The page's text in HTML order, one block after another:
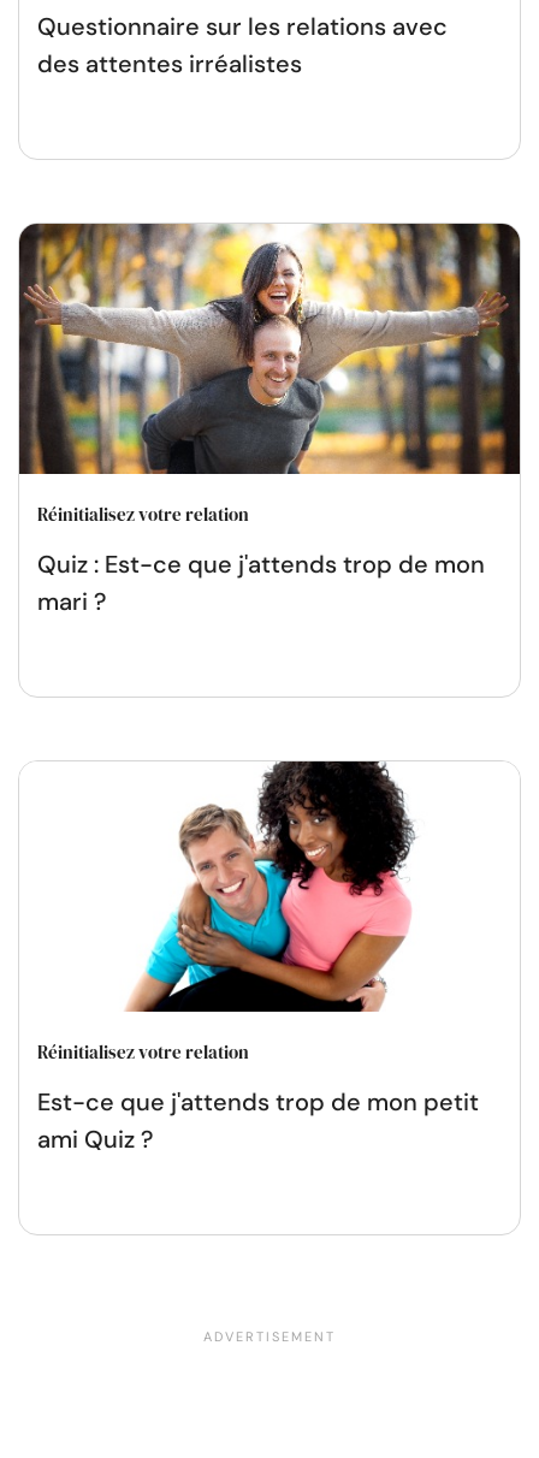
Questionnaire sur les relations avec
des attentes irréalistes
Réinitialisez votre relation
Quiz : Est-ce que j'attends trop de mon
mari ?
Réinitialisez votre relation
Est-ce que j'attends trop de mon petit
ami Quiz ?